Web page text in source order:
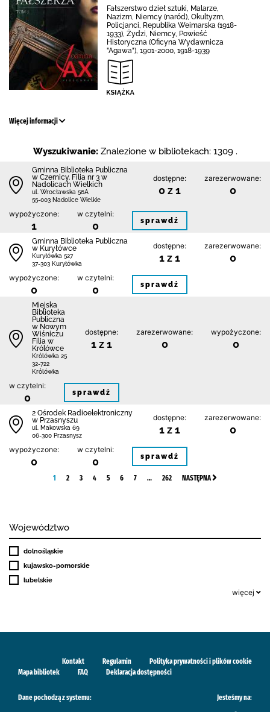
Fałszerstwo dzieł sztuki, Malarze,
Nazizm, Niemcy (naród), Okultyzm,
Policjanci, Republika Weimarska (1918-
1933), Żydzi, Niemcy, Powieść
Historyczna (Oficyna Wydawnicza
"Agawa"), 1901-2000, 1918-1939
Więcej informacji
Wyszukiwanie: Znalezione w bibliotekach: 1309 .
Gminna Biblioteka Publiczna
w Czernicy. Filia nr 3 w
Nadolicach Wielkich
ul. Wrocławska 56A
55-003 Nadolice Wielkie
dostępne:
0 z 1
zarezerwowane:
0
wypożyczone:
1
w czytelni:
0 sprawdź
Gminna Biblioteka Publiczna
w Kuryłówce
Kuryłówka 527
37-303 Kuryłówka
dostępne:
1 z 1
zarezerwowane:
0
wypożyczone:
0
w czytelni:
0 sprawdź
Miejska
Biblioteka
Publiczna
w Nowym
Wiśniczu
Filia w
Królówce
Królówka 25
32-722
Królówka
dostępne:
1 z 1
zarezerwowane:
0
wypożyczone:
0
w czytelni:
0 sprawdź
2 Ośrodek Radioelektroniczny
w Przasnyszu
ul. Makowska 69
06-300 Przasnysz
dostępne:
1 z 1
zarezerwowane:
0
wypożyczone:
0
w czytelni:
0 sprawdź
1 2 3 4 5 6 7 … 262 NASTĘPNA
Województwo
dolnośląskie
kujawsko-pomorskie
lubelskie
więcej
Kontakt Regulamin
Polityka prywatności i plików cookie
Mapa bibliotek
FAQ Deklaracja dostępności
Dane pochodzą z systemu: Jesteśmy na: